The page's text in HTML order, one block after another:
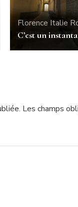
Florence Italie
C’est un
Les champs